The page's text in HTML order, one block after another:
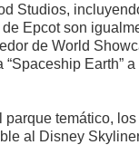
Studios,
Epcot son
de World
Earth” a
temático,
al Disney